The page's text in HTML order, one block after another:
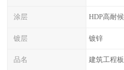
涂层 HDP高耐候
镀层 镀锌
品名 建筑工程板